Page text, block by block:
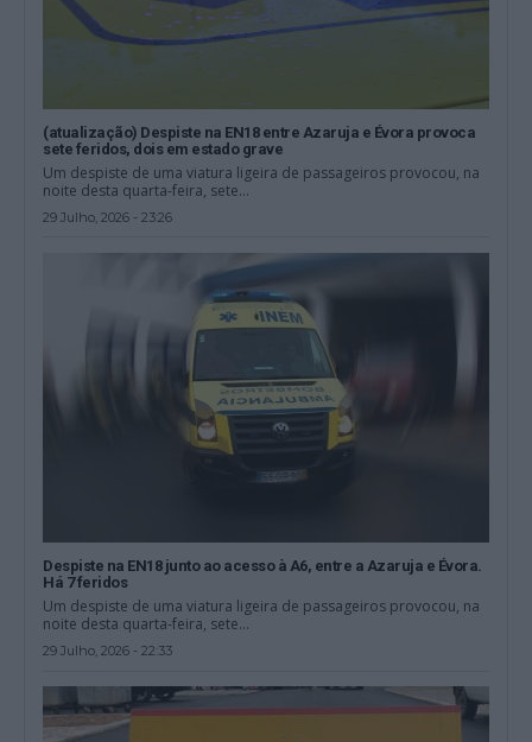
(atualização) Despiste na EN18 entre Azaruja e Évora provoca
sete feridos, dois em estado grave
Um despiste de uma viatura ligeira de passageiros provocou, na
noite desta quarta-feira, sete...
29 Julho, 2026 - 23:26
Despiste na EN18 junto ao acesso à A6, entre a Azaruja e Évora.
Há 7 feridos
Um despiste de uma viatura ligeira de passageiros provocou, na
noite desta quarta-feira, sete...
29 Julho, 2026 - 22:33